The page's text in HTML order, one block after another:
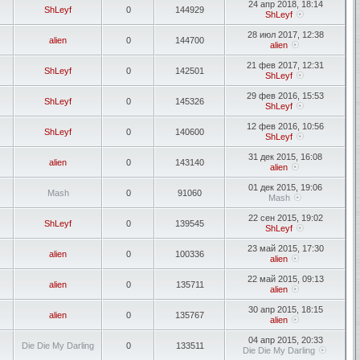
ShLeyf 0 144929
24 апр 2018, 18:14
ShLeyf
alien 0 144700
28 июл 2017, 12:38
alien
ShLeyf 0 142501
21 фев 2017, 12:31
ShLeyf
ShLeyf 0 145326
29 фев 2016, 15:53
ShLeyf
ShLeyf 0 140600
12 фев 2016, 10:56
ShLeyf
alien 0 143140
31 дек 2015, 16:08
alien
Mash 0 91060
01 дек 2015, 19:06
Mash
ShLeyf 0 139545
22 сен 2015, 19:02
ShLeyf
alien 0 100336
23 май 2015, 17:30
alien
alien 0 135711
22 май 2015, 09:13
alien
alien 0 135767
30 апр 2015, 18:15
alien
Die Die My Darling 0 133511
04 апр 2015, 20:33
Die Die My Darling